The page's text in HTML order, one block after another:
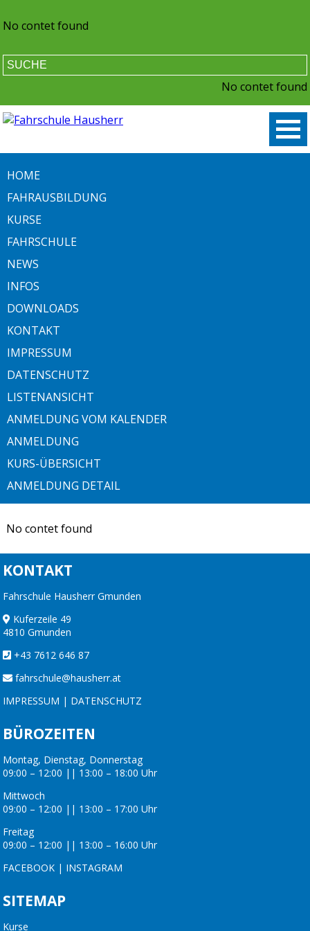
No contet found
No contet found
HOME
FAHRAUSBILDUNG
KURSE
FAHRSCHULE
NEWS
INFOS
DOWNLOADS
KONTAKT
IMPRESSUM
DATENSCHUTZ
LISTENANSICHT
ANMELDUNG VOM KALENDER
ANMELDUNG
KURS-ÜBERSICHT
ANMELDUNG DETAIL
No contet found
KONTAKT
Fahrschule Hausherr Gmunden
Kuferzeile 49
4810 Gmunden
+43 7612 646 87
fahrschule@hausherr.at
IMPRESSUM | DATENSCHUTZ
BÜROZEITEN
Montag, Dienstag, Donnerstag
09:00 – 12:00 || 13:00 – 18:00 Uhr
Mittwoch
09:00 – 12:00 || 13:00 – 17:00 Uhr
Freitag
09:00 – 12:00 || 13:00 – 16:00 Uhr
FACEBOOK | INSTAGRAM
SITEMAP
Kurse